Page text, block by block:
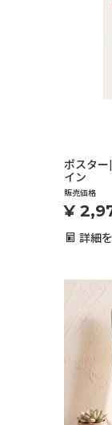
ポスタ
イン
販売価格
¥
詳細